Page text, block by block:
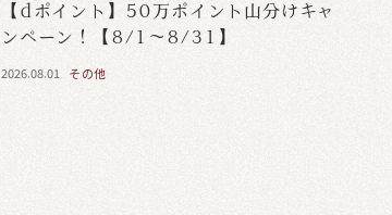
【dポイント】50万ポイント山分けキャ
ンペーン！【8/1～8/31】
2026.08.01 その他